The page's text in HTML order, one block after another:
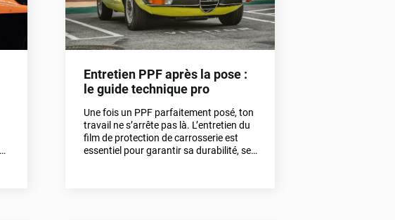
Entretien PPF après la pose :
le guide technique pro
Une fois un PPF parfaitement posé, ton
travail ne s’arrête pas là. L’entretien du
film de protection de carrosserie est
essentiel pour garantir sa durabilité, ses